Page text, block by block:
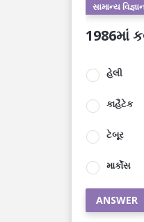
સામાન્ય
1986માં
હેલી
કાહૈટેક
ટેબૂર
માર્કોસ
ANSWER